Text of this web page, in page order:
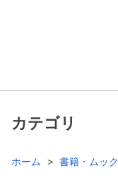
カテゴリ
ホーム 書籍・ムック